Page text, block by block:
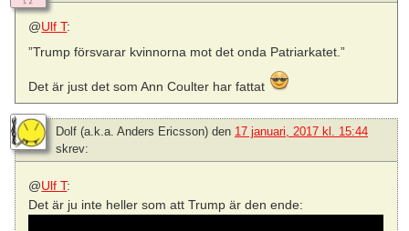
@Ulf T:
”Trump försvarar kvinnorna mot det onda Patriarkatet.”
Det är just det som Ann Coulter har fattat
Dolf (a.k.a. Anders Ericsson) den 17 januari, 2017 kl. 15:44
skrev:
@Ulf T:
Det är ju inte heller som att Trump är den ende: